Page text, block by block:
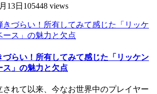
13日 105448 views
づらい！所有してみて感じた「リッケン
ス」の魅力と欠点
されて以来、今なお世界中のプレイヤー